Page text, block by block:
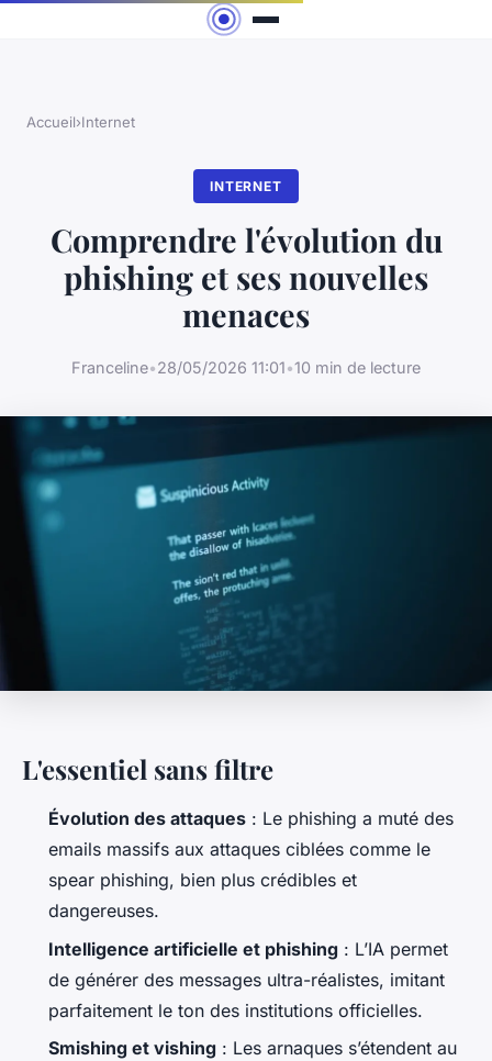
Accueil›Internet
INTERNET
Comprendre l'évolution du
phishing et ses nouvelles
menaces
Franceline•28/05/2026 11:01•10 min de lecture
L'essentiel sans filtre
Évolution des attaques : Le phishing a muté des
emails massifs aux attaques ciblées comme le
spear phishing, bien plus crédibles et
dangereuses.
Intelligence artificielle et phishing : L’IA permet
de générer des messages ultra-réalistes, imitant
parfaitement le ton des institutions officielles.
Smishing et vishing : Les arnaques s’étendent au